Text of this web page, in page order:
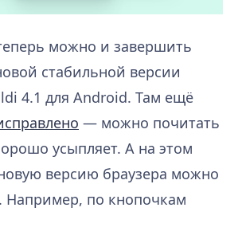
можно и завершить
стабильной версии
4.1 для Android. Там ещё
— можно почитать
усыпляет. А на этом
версию браузера можно
Например, по кнопочкам